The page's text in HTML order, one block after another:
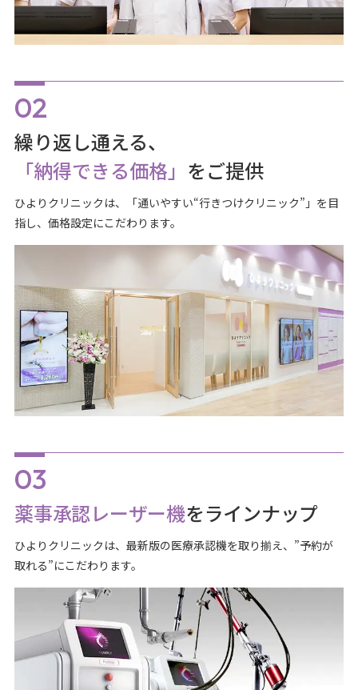
繰り返し通える、
「納得できる価格」 をご提供
ひよりクリニックは、「通いやすい“行きつけクリニック”」を目
指し、価格設定にこだわります。
薬事承認レーザー機をラインナップ
ひよりクリニックは、最新版の医療承認機を取り揃え、”予約が
取れる”にこだわります。